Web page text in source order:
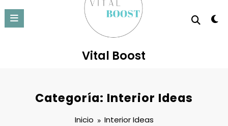
Vital Boost
Categoría: Interior Ideas
Inicio Interior Ideas